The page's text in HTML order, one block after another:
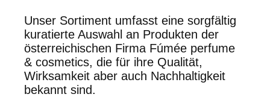
Unser Sortiment umfasst eine sorgfältig
kuratierte Auswahl an Produkten der
österreichischen Firma Fúmée perfume
& cosmetics, die für ihre Qualität,
Wirksamkeit aber auch Nachhaltigkeit
bekannt sind.